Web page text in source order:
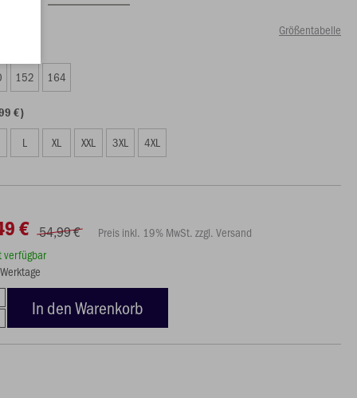
Größentabelle
152 164
€)
L XL XXL 3XL 4XL
€ 54,99 €
Preis inkl. 19% MwSt. zzgl. Versand
verfügbar
In den Warenkorb